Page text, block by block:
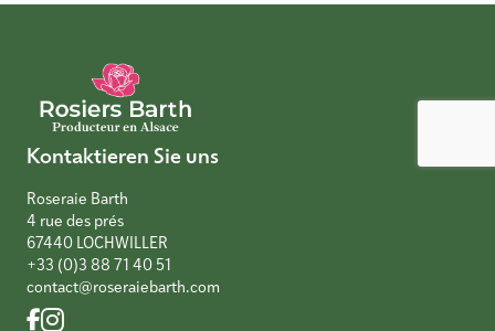
Kontaktieren Sie uns
Roseraie Barth
4 rue des prés
67440 LOCHWILLER
+33 (0)3 88 71 40 51
contact@roseraiebarth.com